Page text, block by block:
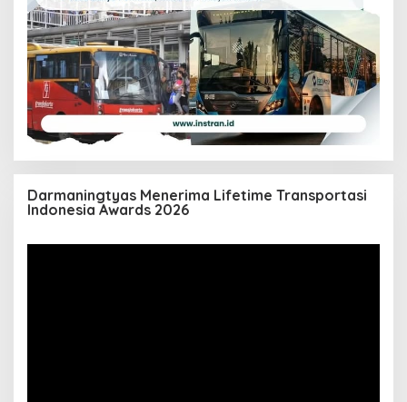
Darmaningtyas Menerima Lifetime Transportasi
Indonesia Awards 2026